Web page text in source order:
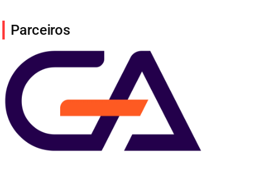
Parceiros